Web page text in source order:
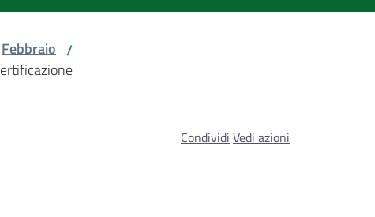
Febbraio /
Condividi Vedi azioni